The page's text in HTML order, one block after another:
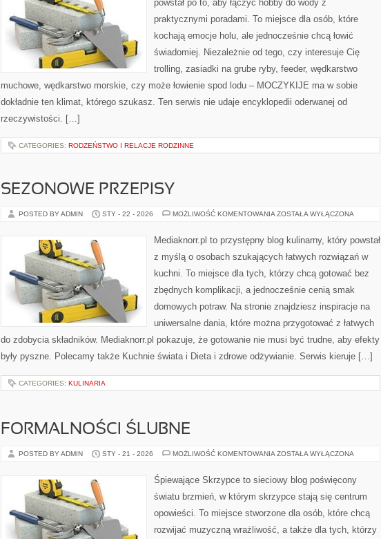
powstał po to, aby łączyć hobby do wody z
praktycznymi poradami. To miejsce dla osób, które
kochają emocje holu, ale jednocześnie chcą łowić
świadomiej. Niezależnie od tego, czy interesuje Cię
trolling, zasiadki na grube ryby, feeder, wędkarstwo
muchowe, wędkarstwo morskie, czy może łowienie spod lodu – MOCZYKIJE ma w sobie
dokładnie ten klimat, którego szukasz. Ten serwis nie udaje encyklopedii oderwanej od
rzeczywistości. […]
CATEGORIES: RODZEŃSTWO I RELACJE RODZINNE
SEZONOWE PRZEPISY
POSTED BY ADMIN STY - 22 - 2026 MOŻLIWOŚĆ KOMENTOWANIA SEZONOWE
ZOSTAŁA WYŁĄCZONA
Mediaknorr.pl to przystępny blog kulinarny, który powstał
z myślą o osobach szukających łatwych rozwiązań w
kuchni. To miejsce dla tych, którzy chcą gotować bez
zbędnych komplikacji, a jednocześnie cenią smak
domowych potraw. Na stronie znajdziesz inspiracje na
uniwersalne dania, które można przygotować z łatwych
do zdobycia składników. Mediaknorr.pl pokazuje, że gotowanie nie musi być trudne, aby efekty
były pyszne. Polecamy także Kuchnie świata i Dieta i zdrowe odżywianie. Serwis kieruje […]
CATEGORIES: KULINARIA
FORMALNOŚCI ŚLUBNE
POSTED BY ADMIN STY - 21 - 2026 MOŻLIWOŚĆ KOMENTOWANIA FORMALNOŚCI
ZOSTAŁA WYŁĄCZONA
Śpiewające Skrzypce to sieciowy blog poświęcony
światu brzmień, w którym skrzypce stają się centrum
opowieści. To miejsce stworzone dla osób, które chcą
rozwijać muzyczną wrażliwość, a także dla tych, którzy